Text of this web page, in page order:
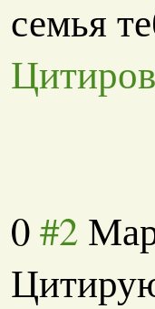
семья
0#2